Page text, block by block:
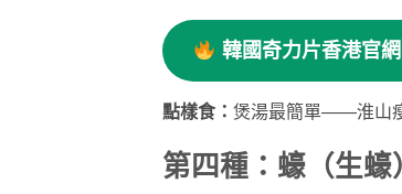
韓國奇力片香港官
點樣食： 煲湯最簡單——淮山
第四種：蠔（生